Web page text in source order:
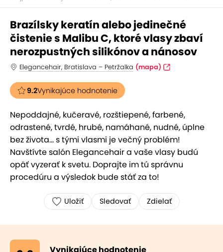
Brazílsky keratín alebo jedinečné
čistenie s Malibu C, ktoré vlasy zbaví
nerozpustných silikónov a nánosov
Elegancehair, Bratislava – Petržalka (mapa)
9.2Vynikajúce hodnotenie
Nepoddajné, kučeravé, rozštiepené, farbené,
odrastené, tvrdé, hrubé, namáhané, nudné, úplne
bez života... s tými vlasmi je večný problém!
Navštívte salón Elegancehair a vaše vlasy budú
opäť vyzerať k svetu. Doprajte im tú správnu
procedúru a výsledok bude stáť za to!
Uložiť Sledovať Zdielať